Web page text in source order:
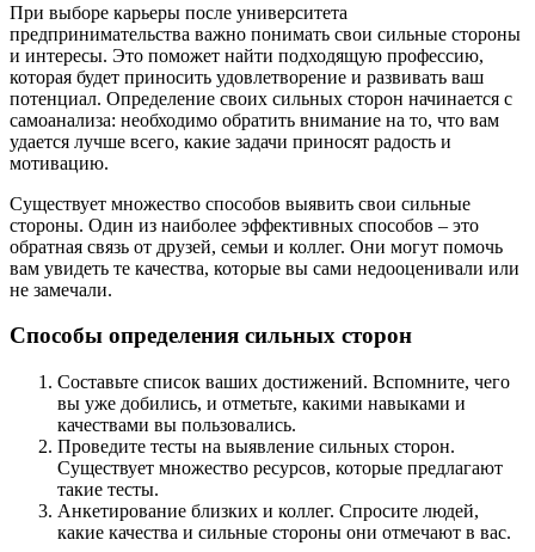
При выборе карьеры после университета
предпринимательства важно понимать свои сильные стороны
и интересы. Это поможет найти подходящую профессию,
которая будет приносить удовлетворение и развивать ваш
потенциал. Определение своих сильных сторон начинается с
самоанализа: необходимо обратить внимание на то, что вам
удается лучше всего, какие задачи приносят радость и
мотивацию.
Существует множество способов выявить свои сильные
стороны. Один из наиболее эффективных способов – это
обратная связь от друзей, семьи и коллег. Они могут помочь
вам увидеть те качества, которые вы сами недооценивали или
не замечали.
Способы определения сильных сторон
Составьте список ваших достижений. Вспомните, чего
вы уже добились, и отметьте, какими навыками и
качествами вы пользовались.
Проведите тесты на выявление сильных сторон.
Существует множество ресурсов, которые предлагают
такие тесты.
Анкетирование близких и коллег. Спросите людей,
какие качества и сильные стороны они отмечают в вас.